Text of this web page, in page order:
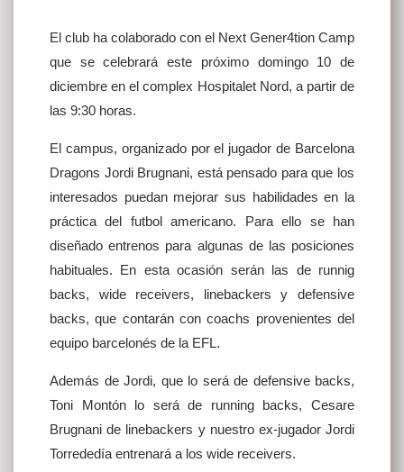
El club ha colaborado con el Next Gener4tion Camp
que se celebrará este próximo domingo 10 de
diciembre en el complex Hospitalet Nord, a partir de
las 9:30 horas.
El campus, organizado por el jugador de Barcelona
Dragons Jordi Brugnani, está pensado para que los
interesados puedan mejorar sus habilidades en la
práctica del futbol americano. Para ello se han
diseñado entrenos para algunas de las posiciones
habituales. En esta ocasión serán las de runnig
backs, wide receivers, linebackers y defensive
backs, que contarán con coachs provenientes del
equipo barcelonés de la EFL.
Además de Jordi, que lo será de defensive backs,
Toni Montón lo será de running backs, Cesare
Brugnani de linebackers y nuestro ex-jugador Jordi
Torrededía entrenará a los wide receivers.